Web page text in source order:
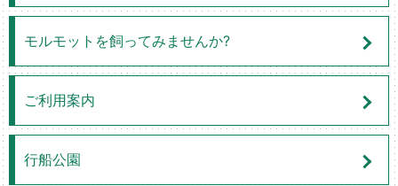
モルモットを飼ってみませんか?
ご利用案内
行船公園